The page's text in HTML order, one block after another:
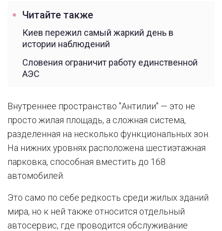
Читайте также
Киев пережил самый жаркий день в
истории наблюдений
Словения ограничит работу единственной
АЭС
Внутреннее пространство "Антилии" — это не
просто жилая площадь, а сложная система,
разделенная на несколько функциональных зон.
На нижних уровнях расположена шестиэтажная
парковка, способная вместить до 168
автомобилей.
Это само по себе редкость среди жилых зданий
мира, но к ней также относится отдельный
автосервис, где проводится обслуживание